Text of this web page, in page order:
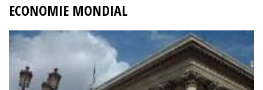
ECONOMIE MONDIAL